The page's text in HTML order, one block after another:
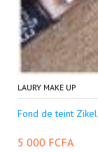
LAURY MAKE UP
Fond de teint Zikel
5 000 FCFA